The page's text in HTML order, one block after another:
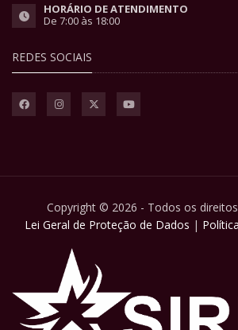
HORÁRIO DE ATENDIMENTO
De 7:00 às 18:00
REDES SOCIAIS
Copyright © 2026 - Todos os
Lei Geral de Proteção de Dados |